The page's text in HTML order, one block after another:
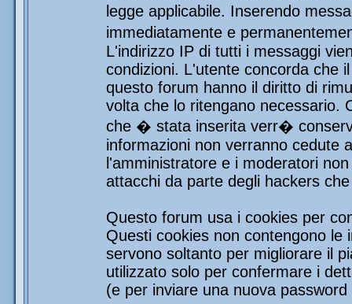
legge applicabile. Inserendo
immediatamente e
L'indirizzo IP di tutti i messaggi
condizioni. L'utente concorda che
questo forum hanno il diritto di
volta che lo ritengano necessario.
che � stata inserita verr�
informazioni non verranno cedute
l'amministratore e i moderatori
attacchi da parte degli hackers
Questo forum usa i cookies per
Questi cookies non contengono le
servono soltanto per migliorare il
utilizzato solo per confermare i
(e per inviare una nuova